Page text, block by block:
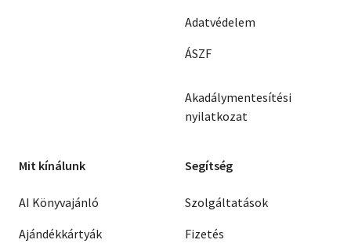
Adatvédelem
ÁSZF
Akadálymentesítési
nyilatkozat
Mit kínálunk
AI Könyvajánló
Ajándékkártyák
Segítség
Szolgáltatások
Fizetés